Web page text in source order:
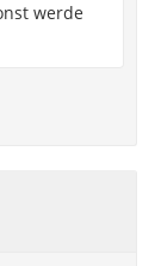
werde